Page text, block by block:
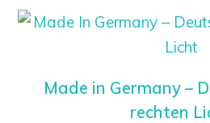
Made in Germany –
rechten